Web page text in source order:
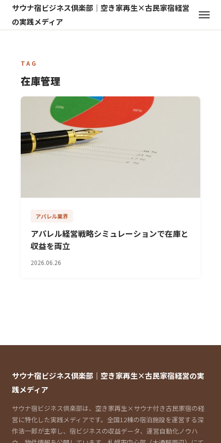
サウナ宿ビジネス倶楽部｜空き家再生×古民家宿経営
の実践メディア
TAG
在庫管理
アパレル業界
アパレル経営戦略シミュレーションで在庫と
収益を両立
2026.06.26
サウナ宿ビジネス倶楽部｜空き家再生×古民家宿経営の実
践メディア
サウナ宿ビジネス倶楽部は、空き家再生×サウナ付き古民家宿の経
営に特化した実践メディアです。全国12棟の宿泊施設を運営する深
作浩一郎が主宰し、宿ビジネスの収益データ、運営自動化ノウハ